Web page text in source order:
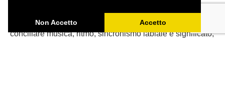
Non Accetto Accetto
Tradurre una canzone per il doppiaggio significa
conciliare musica, ritmo, sincronismo labiale e significato,